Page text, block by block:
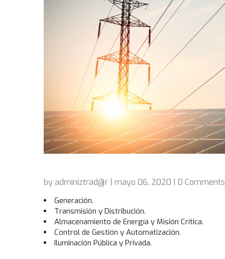
by adminiztrad@r | mayo 06, 2020 | 0 Comments
Generación.
Transmisión y Distribución.
Almacenamiento de Energía y Misión Crítica.
Control de Gestión y Automatización.
Iluminación Pública y Privada.